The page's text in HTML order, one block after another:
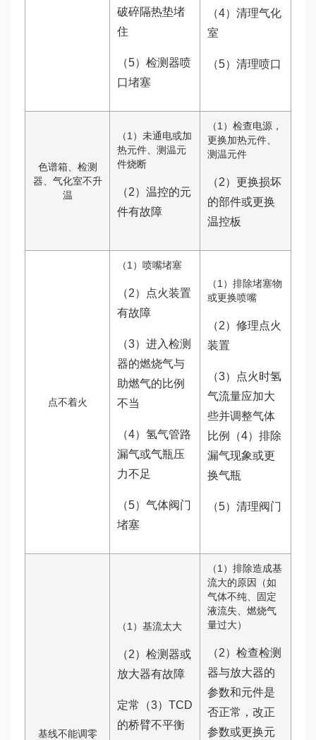
破碎隔热垫堵
住
（5）检测器喷
口堵塞
（4）清理气化
室
（5）清理喷口
色谱箱、检测
器、气化室不升
温
（1）未通电或加
热元件、测温元
件烧断
（2）温控的元
件有故障
（1）检查电源，
更换加热元件、
测温元件
（2）更换损坏
的部件或更换
温控板
点不着火
（1）喷嘴堵塞
（2）点火装置
有故障
（3）进入检测
器的燃烧气与
助燃气的比例
不当
（4）氢气管路
漏气或气瓶压
力不足
（5）气体阀门
堵塞
（1）排除堵塞物
或更换喷嘴
（2）修理点火
装置
（3）点火时氢
气流量应加大
些并调整气体
比例（4）排除
漏气现象或更
换气瓶
（5）清理阀门
基线不能调零
（1）基流太大
（2）检测器或
放大器有故障
定常（3）TCD
的桥臂不平衡
（1）排除造成基
流大的原因（如
气体不纯、固定
液流失、燃烧气
量过大）
（2）检查检测
器与放大器的
参数和元件是
否正常，改正
参数或更换元